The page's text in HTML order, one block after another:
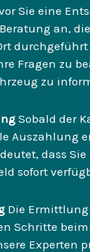
Sie eine
an,
Fragen zu
zu
Sobald der
Auszahlung
dass
sofort
Die Ermittlung
Schritte beim
Experten